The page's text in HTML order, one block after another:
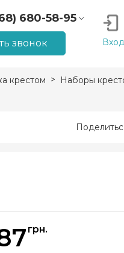
680-58-95
207-14-90
звонок Вход
крестом
Наборы
грн.